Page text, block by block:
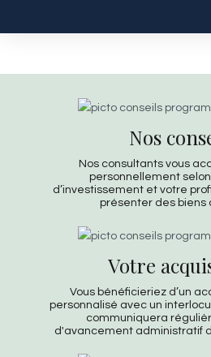
Nos
Nos consultants vous
personnellement
d’investissement et votre
présenter des biens
Votre
Vous bénéficieriez d’un
personnalisé avec un
communiquera
d'avancement administratif